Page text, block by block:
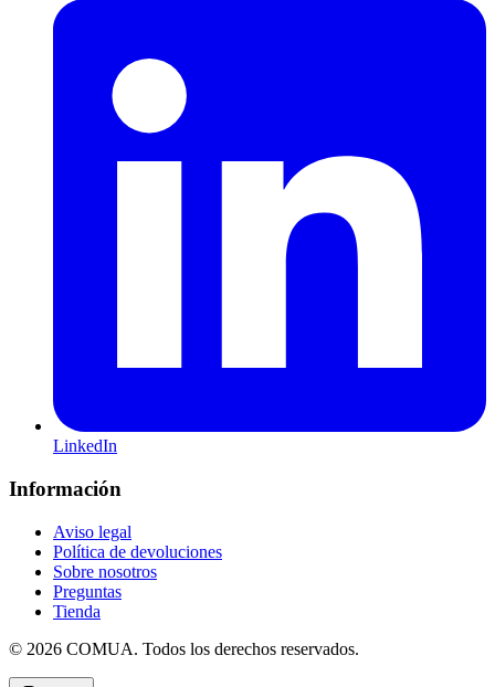
LinkedIn
Información
Aviso legal
Política de devoluciones
Sobre nosotros
Preguntas
Tienda
© 2026 COMUA. Todos los derechos reservados.